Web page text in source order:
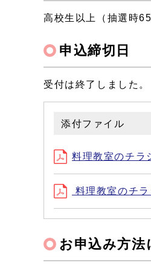
高校生以上（抽選時
申込締切日
受付は終了しました。
添付ファイル
料理教室のチ
料理教室のチ
お申込み方法